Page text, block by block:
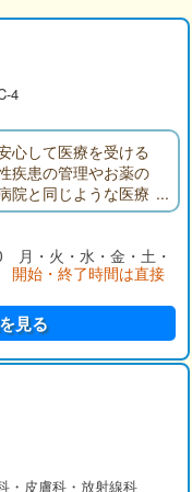
4
心して医療を受ける
疾患の管理やお薬の
院と同じような医療
あった際には、24時
との連携も行いま
・火・水・金・土・
開始・終了時間は直接
見る
・皮膚科・放射線科